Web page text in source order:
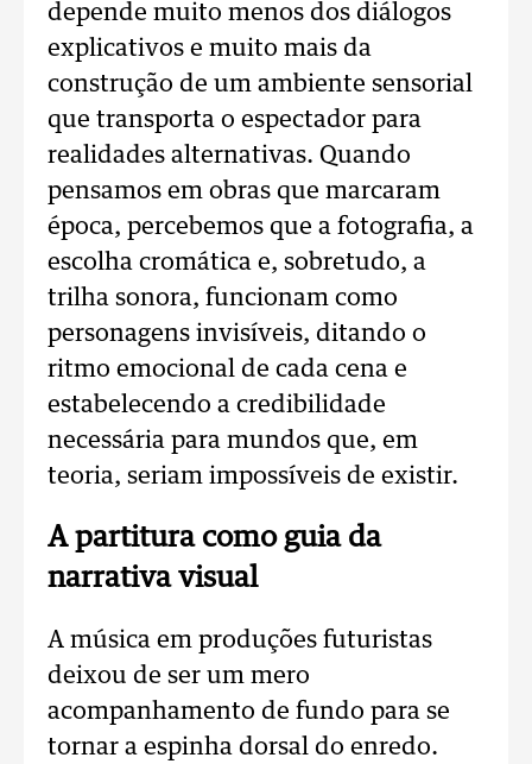
depende muito menos dos diálogos
explicativos e muito mais da
construção de um ambiente sensorial
que transporta o espectador para
realidades alternativas. Quando
pensamos em obras que marcaram
época, percebemos que a fotografia, a
escolha cromática e, sobretudo, a
trilha sonora, funcionam como
personagens invisíveis, ditando o
ritmo emocional de cada cena e
estabelecendo a credibilidade
necessária para mundos que, em
teoria, seriam impossíveis de existir.
A partitura como guia da
narrativa visual
A música em produções futuristas
deixou de ser um mero
acompanhamento de fundo para se
tornar a espinha dorsal do enredo.